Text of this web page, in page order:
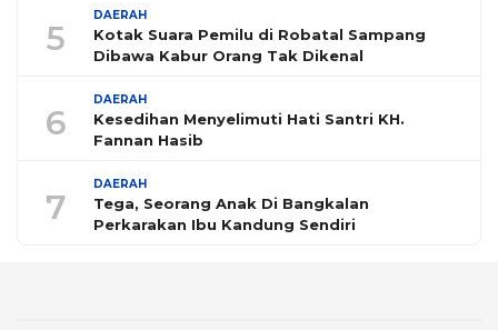
5
DAERAH
Kotak Suara Pemilu di Robatal Sampang
Dibawa Kabur Orang Tak Dikenal
6
DAERAH
Kesedihan Menyelimuti Hati Santri KH.
Fannan Hasib
7
DAERAH
Tega, Seorang Anak Di Bangkalan
Perkarakan Ibu Kandung Sendiri